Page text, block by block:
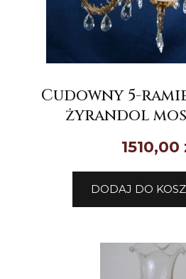
Cudowny 5-
żyrandol
1510,00
DODAJ DO